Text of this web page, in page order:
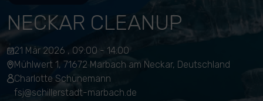
NECKAR CLEANUP
21 Mär 2026 , 09:00 - 14:00
Mühlwert 1, 71672 Marbach am Neckar, Deutschland
Charlotte Schünemann
fsj@schillerstadt-marbach.de